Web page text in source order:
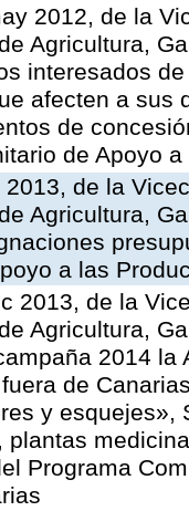
2012, de la
Agricultura,
interesados
afecten a sus
de
de Apoyo
de la
Agricultura,
a las
2013, de la
Agricultura,
2014 la
de
y esquejes»,
plantas
Programa